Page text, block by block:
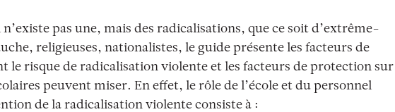
n’existe pas une, mais des radicalisations, que ce soit d’extrême-
religieuses, nationalistes, le guide présente les facteurs de
le risque de radicalisation violente et les facteurs de protection sur
peuvent miser. En effet, le rôle de l’école et du personnel
de la radicalisation violente consiste à :